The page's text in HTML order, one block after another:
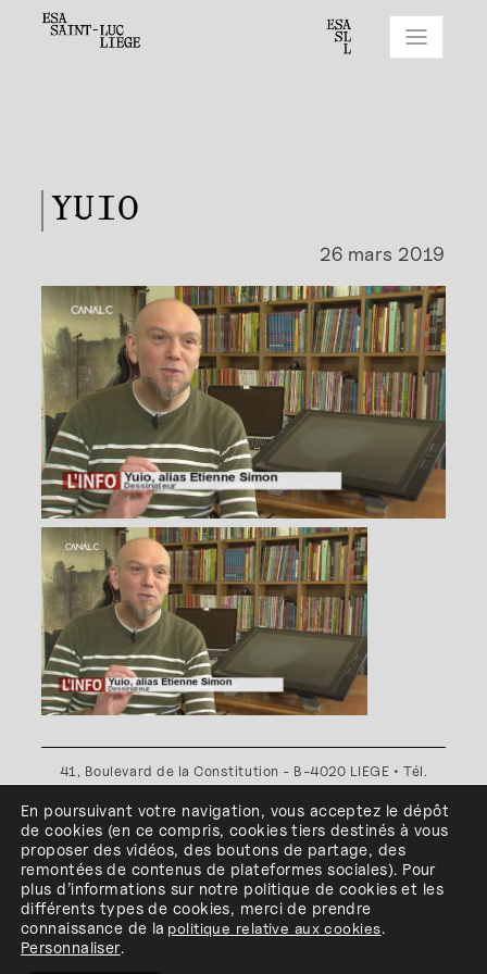
YUIO
26 mars 2019
41, Boulevard de la Constitution - B-4020 LIEGE • Tél.
Plan d'accès•Politique de confidentialité•Politique de
cookies•Conditions générales
l'ESA Saint-Luc Liège est membre du
En poursuivant votre navigation, vous acceptez le dépôt
de cookies (en ce compris, cookiestiers destinés à vous
proposer des vidéos, des boutons de partage, des
remontées de contenus de plateformes sociales). Pour
plus d’informations sur notre politique de cookies et les
différents types de cookies, merci de prendre
connaissance de la politique relative aux cookies.
Personnaliser.